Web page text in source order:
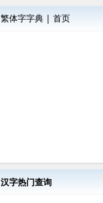
繁体字字典 | 首页
汉字热门查询